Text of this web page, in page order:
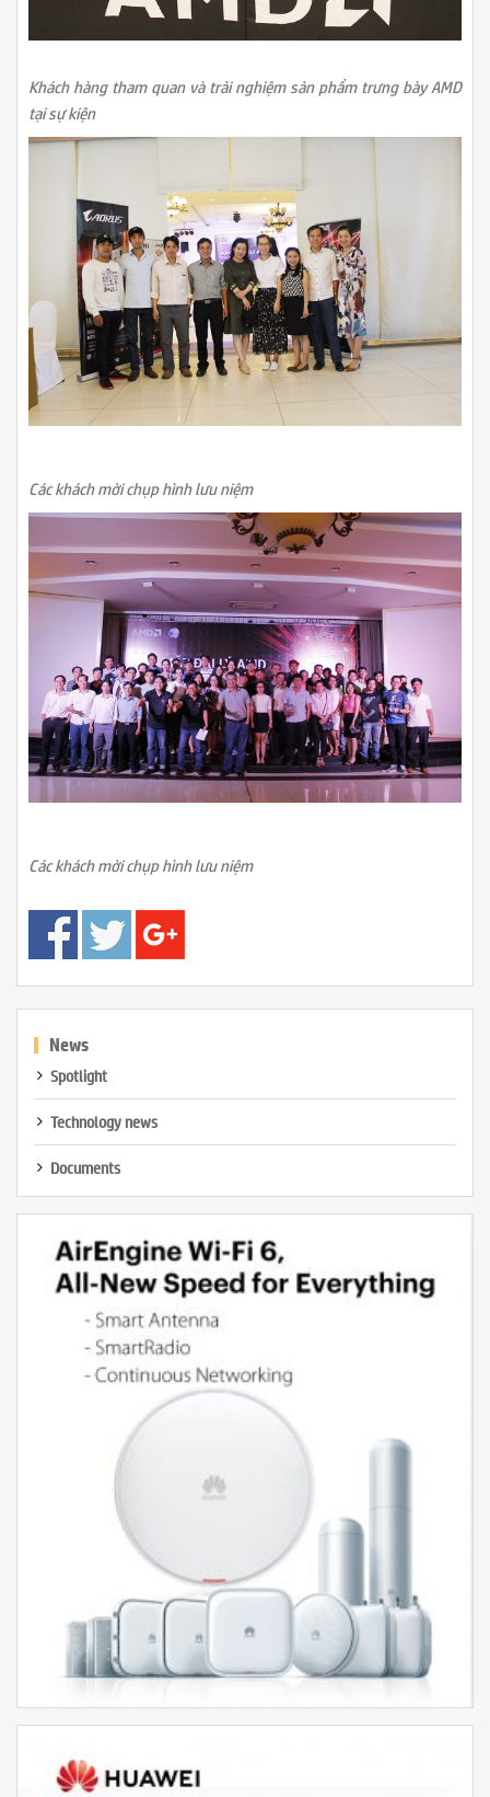
Khách hàng tham quan và trải nghiệm sản phẩm trưng bày AMD
tại sự kiện
Các khách mời chụp hình lưu niệm
Các khách mời chụp hình lưu niệm
News
Spotlight
Technology news
Documents